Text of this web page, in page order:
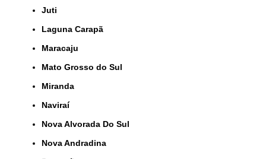
Juti
Laguna Carapã
Maracaju
Mato Grosso do Sul
Miranda
Naviraí
Nova Alvorada Do Sul
Nova Andradina